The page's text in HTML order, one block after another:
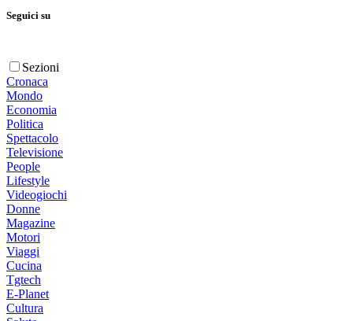
Seguici su
Sezioni
Cronaca
Mondo
Economia
Politica
Spettacolo
Televisione
People
Lifestyle
Videogiochi
Donne
Magazine
Motori
Viaggi
Cucina
Tgtech
E-Planet
Cultura